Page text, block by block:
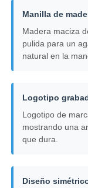
Contacto
Solicitar una
paraguas del
Manilla de
Madera maciza
pulida para un
natural en la
Logotipo
Logotipo de
mostrando una
que dura.
Diseño